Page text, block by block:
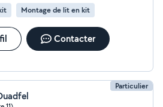
Montage de lit en kit
Contacter
Particulier